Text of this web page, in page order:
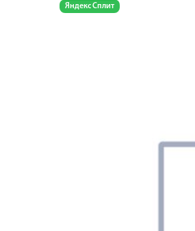
Яндекс Сплит